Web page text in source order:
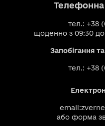
Телефонна
тел.: +38
щоденно з 09:30 до
Запобігання
тел.: +38
email:
або форма